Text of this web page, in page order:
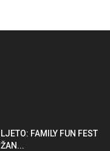
FAMILY FUN FEST